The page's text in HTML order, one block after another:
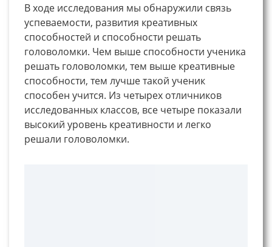
В ходе исследования мы обнаружили связь
успеваемости, развития креативных
способностей и способности решать
головоломки. Чем выше способности ученика
решать головоломки, тем выше креативные
способности, тем лучше такой ученик
способен учится. Из четырех отличников
исследованных классов, все четыре показали
высокий уровень креативности и легко
решали головоломки.